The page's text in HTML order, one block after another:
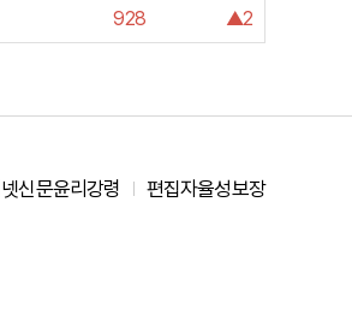
928 ▲2
신문윤리강령 편집자율성보장